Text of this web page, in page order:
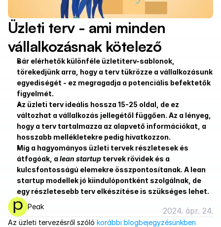
Üzleti terv - ami minden
vállalkozásnak kötelező
Bár elérhetők különféle üzletiterv-sablonok,
törekedjünk arra, hogy a terv tükrözze a vállalkozásunk
egyediségét - ez megragadja a potenciális befektetők
figyelmét.
Az üzleti terv ideális hossza 15-25 oldal, de ez
változhat a vállalkozás jellegétől függően. Az a lényeg,
hogy a terv tartalmazza az alapvető információkat, a
hosszabb mellékletekre pedig hivatkozzon.
Míg a hagyományos üzleti tervek részletesek és
átfogóak, a lean startup tervek rövidek és a
kulcsfontosságú elemekre összpontosítanak. A lean
startup modellek jó kiindulópontként szolgálnak, de
egy részletesebb terv elkészítése is szükséges lehet.
Peak
2024. ápr. 24.
Az üzleti tervezésről szóló korábbi blogbejegyzésünkben